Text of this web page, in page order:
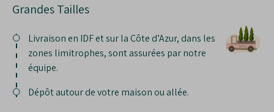
Grandes Tailles
Livraison en IDF et sur la Côte d’Azur, dans les
zones limitrophes, sont assurées par notre
équipe.
Dépôt autour de votre maison ou allée.